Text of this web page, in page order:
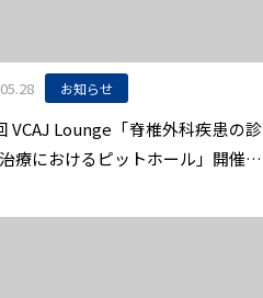
お知らせ
VCAJ Lounge「脊椎外科疾患の診
療におけるピットホール」開催の